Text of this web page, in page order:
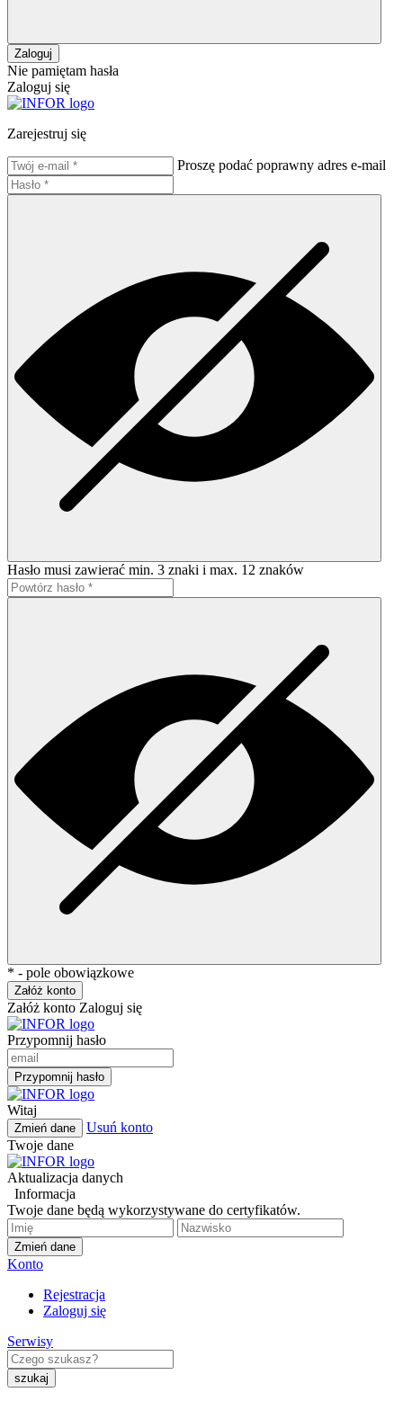
Zaloguj
Nie pamiętam hasła
Zaloguj się
Zarejestruj się
Proszę podać poprawny adres e-mail
Hasło musi zawierać min. 3 znaki i max. 12 znaków
* - pole obowiązkowe
Załóż konto
Załóż konto Zaloguj się
Przypomnij hasło
Przypomnij hasło
Witaj
Zmień dane
Usuń konto
Twoje dane
Aktualizacja danych
Informacja
Twoje dane będą wykorzystywane do certyfikatów.
Zmień dane
Konto
Rejestracja
Zaloguj się
Serwisy